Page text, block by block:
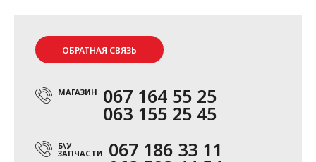
ОБРАТНАЯ СВЯЗЬ
МАГАЗИН 067 164 55 25
063 155 25 45
Б\У
ЗАПЧАСТИ 067 186 33 11